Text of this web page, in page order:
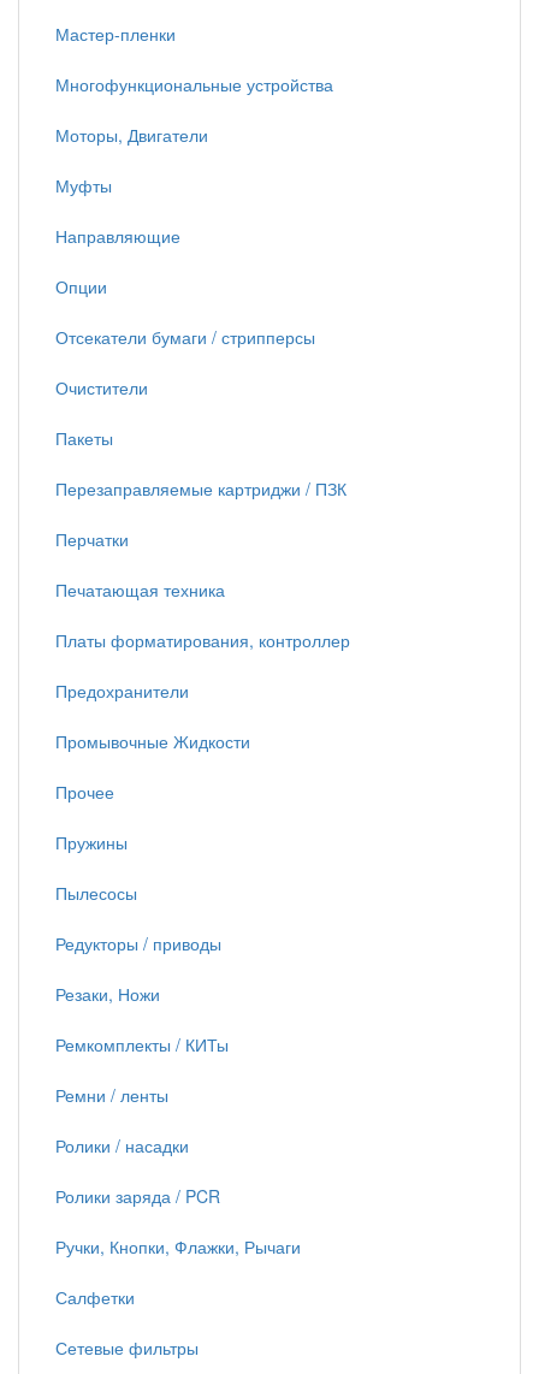
Мастер-пленки
Многофункциональные устройства
Моторы, Двигатели
Муфты
Направляющие
Опции
Отсекатели бумаги / стрипперсы
Очистители
Пакеты
Перезаправляемые картриджи / ПЗК
Перчатки
Печатающая техника
Платы форматирования, контроллер
Предохранители
Промывочные Жидкости
Прочее
Пружины
Пылесосы
Редукторы / приводы
Резаки, Ножи
Ремкомплекты / КИТы
Ремни / ленты
Ролики / насадки
Ролики заряда / PCR
Ручки, Кнопки, Флажки, Рычаги
Салфетки
Сетевые фильтры